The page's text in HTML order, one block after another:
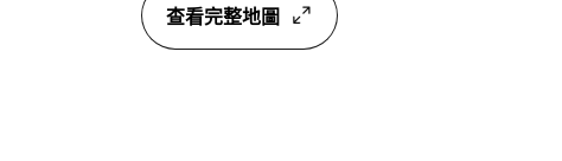
查看完整地圖